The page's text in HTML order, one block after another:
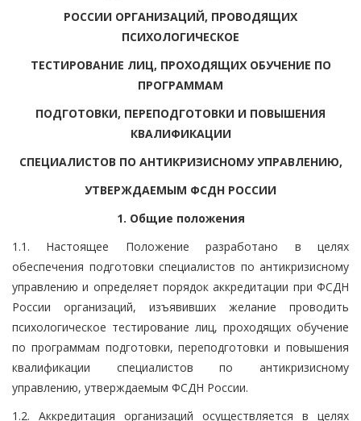
РОССИИ ОРГАНИЗАЦИЙ, ПРОВОДЯЩИХ
ПСИХОЛОГИЧЕСКОЕ
ТЕСТИРОВАНИЕ ЛИЦ, ПРОХОДЯЩИХ ОБУЧЕНИЕ ПО
ПРОГРАММАМ
ПОДГОТОВКИ, ПЕРЕПОДГОТОВКИ И ПОВЫШЕНИЯ
КВАЛИФИКАЦИИ
СПЕЦИАЛИСТОВ ПО АНТИКРИЗИСНОМУ УПРАВЛЕНИЮ,
УТВЕРЖДАЕМЫМ ФСДН РОССИИ
1. Общие положения
1.1. Настоящее Положение разработано в целях
обеспечения подготовки специалистов по антикризисному
управлению и определяет порядок аккредитации при ФСДН
России организаций, изъявивших желание проводить
психологическое тестирование лиц, проходящих обучение
по программам подготовки, переподготовки и повышения
квалификации специалистов по антикризисному
управлению, утверждаемым ФСДН России.
1.2. Аккредитация организаций осуществляется в целях